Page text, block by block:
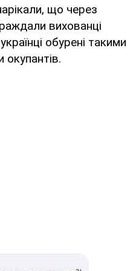
що через
вихованці
обурені такими
окупантів.